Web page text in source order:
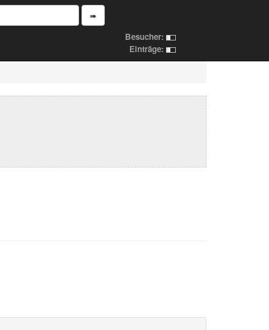
➠
Besucher:
Einträge: